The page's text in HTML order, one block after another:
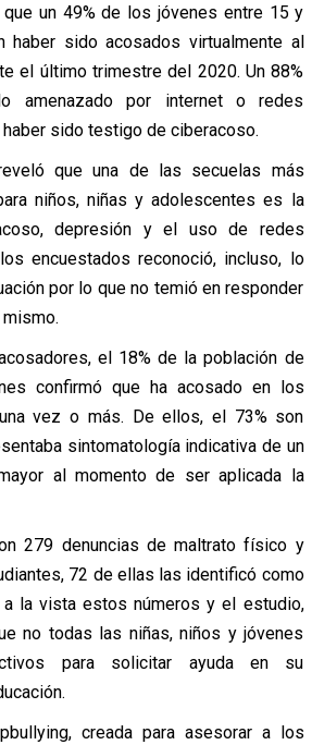
un 49% de los jóvenes entre 15 y
haber sido acosados virtualmente al
el último trimestre del 2020. Un 88%
amenazado por internet o redes
sido testigo de ciberacoso.
que una de las secuelas más
niños, niñas y adolescentes es la
depresión y el uso de redes
encuestados reconoció, incluso, lo
por lo que no temió en responder
el 18% de la población de
confirmó que ha acosado en los
vez o más. De ellos, el 73% son
sintomatología indicativa de un
al momento de ser aplicada la
279 denuncias de maltrato físico y
72 de ellas las identificó como
a la vista estos números y el estudio,
no todas las niñas, niños y jóvenes
para solicitar ayuda en su
creada para asesorar a los